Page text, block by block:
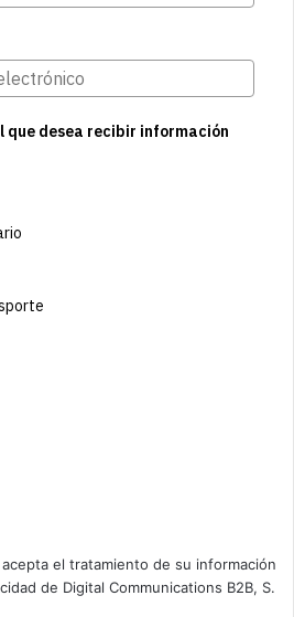
que desea recibir información
el tratamiento de su información
de Digital Communications B2B, S.